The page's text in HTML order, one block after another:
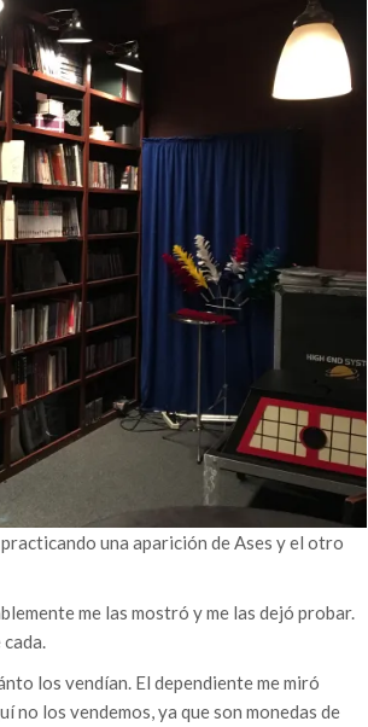
una aparición de Ases y el otro
me las mostró y me las dejó probar.
los vendían. El dependiente me miró
no los vendemos, ya que son monedas de